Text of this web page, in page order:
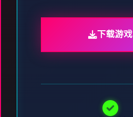
下载游戏